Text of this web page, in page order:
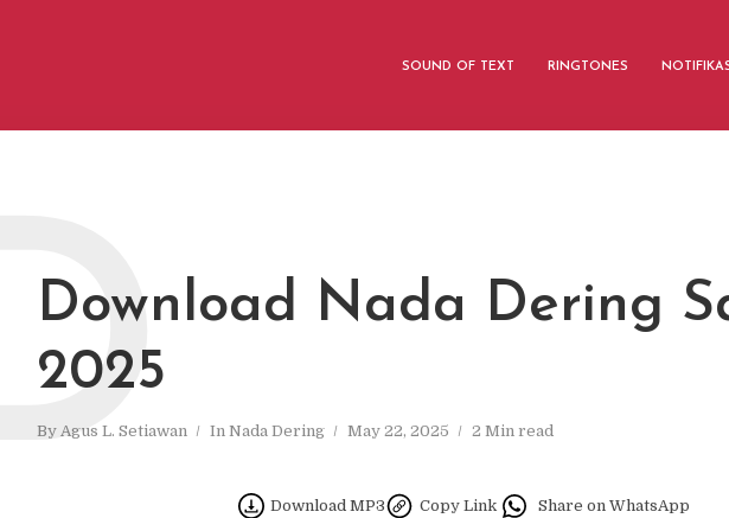
SOUND OF TEXT RINGTONES
Download Nada Dering
2025
By Agus L. Setiawan In Nada Dering May 22, 2025 2 Min read
D Download MP3 Copy Link Share on WhatsApp